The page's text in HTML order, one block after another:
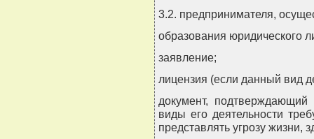
3.2. предпринимателя,
образования юридического
заявление;
лицензия (если данный вид
документ,
виды его деятельности
представлять угрозу